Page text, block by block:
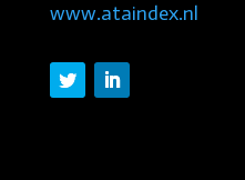
www.ataindex.nl